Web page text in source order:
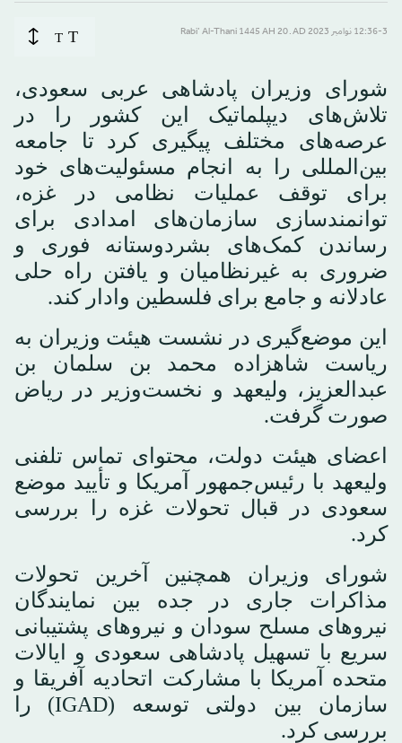
12:36-3 نوامبر 2023 AD ـ 20 Rabi’ Al-Thani 1445 AH T
T
شورای وزیران پادشاهی عربی سعودی،
تلاش‌های دیپلماتیک این کشور را در
عرصه‌های مختلف پیگیری کرد تا جامعه
بین‌المللی را به انجام مسئولیت‌های خود
برای توقف عملیات نظامی در غزه،
توانمندسازی سازمان‌های امدادی برای
رساندن کمک‌های بشردوستانه فوری و
ضروری به غیرنظامیان و یافتن راه حلی
عادلانه و جامع برای فلسطین وادار کند.
این موضع‌گیری در نشست هیئت وزیران به
ریاست شاهزاده محمد بن سلمان بن
عبدالعزیز، ولیعهد و نخست‌وزیر در ریاض
صورت گرفت.
اعضای هیئت دولت، محتوای تماس تلفنی
ولیعهد با رئیس‌جمهور آمریکا و تأیید موضع
سعودی در قبال تحولات غزه را بررسی
کرد.
شورای وزیران همچنین آخرین تحولات
مذاکرات جاری در جده بین نمایندگان
نیروهای مسلح سودان و نیروهای پشتیبانی
سریع با تسهیل پادشاهی سعودی و ایالات
متحده آمریکا با مشارکت اتحادیه آفریقا و
سازمان بین دولتی توسعه (IGAD) را
بررسی کرد.